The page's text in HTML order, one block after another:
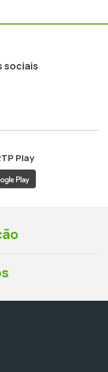
sociais
Play